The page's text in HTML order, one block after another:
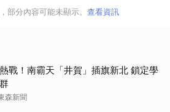
部分內容可能未顯示。 查看資訊
戰！南霸天「井賀」插旗新北 鎖定學
森新聞